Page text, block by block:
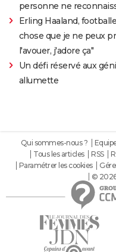
personne ne
Erling Haaland,
chose que je ne peux
l'avouer, j'adore ça"
Un défi réservé aux
allumette
Qui sommes-nous ?
Tous les articles
RSS
Paramétrer les cookies
©